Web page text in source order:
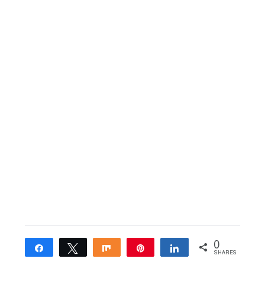
Share Tweet Share Share 0
SHARES